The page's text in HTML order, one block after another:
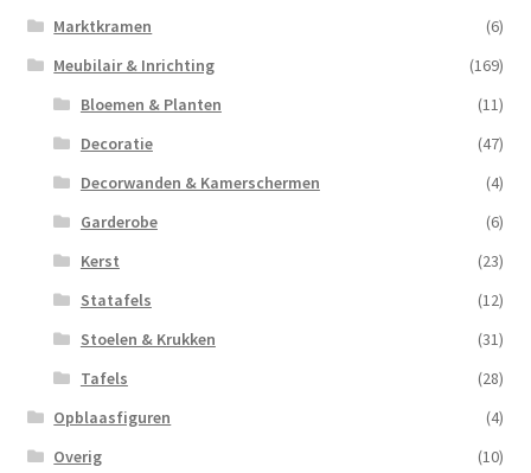
Marktkramen
(6)
Meubilair & Inrichting
(169)
Bloemen & Planten
(11)
Decoratie
(47)
Decorwanden & Kamerschermen
(4)
Garderobe
(6)
Kerst
(23)
Statafels
(12)
Stoelen & Krukken
(31)
Tafels
(28)
Opblaasfiguren
(4)
Overig
(10)